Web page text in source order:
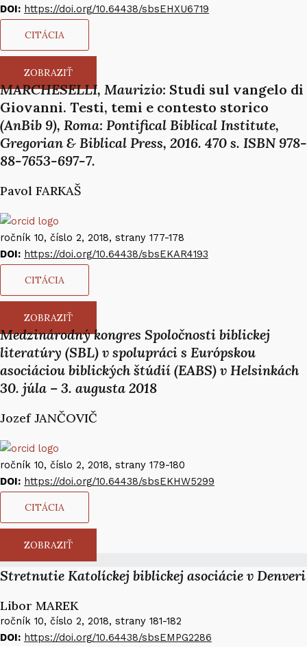
DOI: https://doi.org/10.64438/sbsEHXU6719
CITÁCIA
ZOBRAZIŤ
MARCHESELLI, Maurizio: Studi sul vangelo di
Giovanni. Testi, temi e contesto storico
(AnBib 9), Roma: Pontifical Biblical Institute,
Gregorian & Biblical Press, 2016. 470 s. ISBN 978-
88-7653-697-7.
Pavol FARKAŠ​
ročník 10, číslo 2, 2018, strany 177-178
DOI: https://doi.org/10.64438/sbsEKAR4193
CITÁCIA
ZOBRAZIŤ
Medzinárodný kongres Spoločnosti biblickej
literatúry (SBL) v spolupráci s Európskou
asociáciou biblických štúdií (EABS) v Helsinkách
30. júla – 3. augusta 2018
Jozef JANČOVIČ​
ročník 10, číslo 2, 2018, strany 179-180
DOI: https://doi.org/10.64438/sbsEKHW5299
CITÁCIA
ZOBRAZIŤ
Stretnutie Katolíckej biblickej asociácie v Denveri
Libor MAREK​
ročník 10, číslo 2, 2018, strany 181-182
DOI: https://doi.org/10.64438/sbsEMPG2286